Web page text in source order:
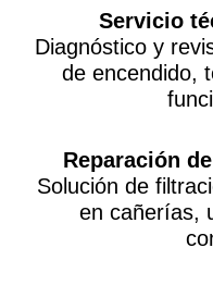
Servicio
Diagnóstico y
de encendido,
Reparación
Solución de
en cañerías,